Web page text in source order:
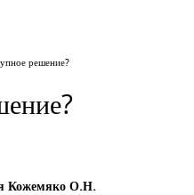
решение?
Кожемяко О.Н.